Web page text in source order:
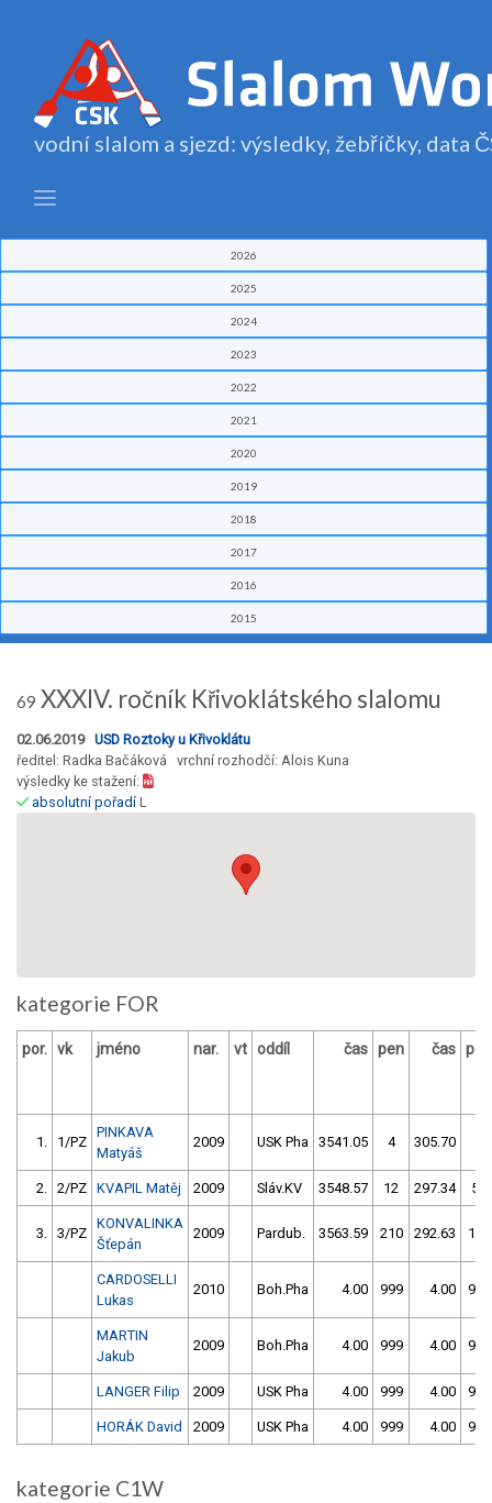
vodní slalom a sjezd: výsledky, žebříčky, data
2026
2025
2024
2023
2022
2021
2020
2019
2018
2017
2016
2015
69 XXXIV. ročník Křivoklátského slalomu
02.06.2019 USD Roztoky u Křivoklátu
ředitel: Radka Bačáková vrchní rozhodčí: Alois Kuna
výsledky ke stažení:
absolutní pořadíL
kategorie FOR
por. vk jméno nar. vt oddíl čas pen čas pen
1. 1/PZ
PINKAVA
Matyáš
2009 USK Pha 3541.05 4 305.70
2. 2/PZ KVAPIL Matěj 2009 Sláv.KV 3548.57 12 297.34 50
3. 3/PZ
KONVALINKA
Šťepán
2009 Pardub. 3563.59 210 292.63 158
CARDOSELLI
Lukas
2010 Boh.Pha 4.00 999 4.00 999
MARTIN
Jakub
2009 Boh.Pha 4.00 999 4.00 999
LANGER Filip 2009 USK Pha 4.00 999 4.00 999
HORÁK David 2009 USK Pha 4.00 999 4.00 999
kategorie C1W